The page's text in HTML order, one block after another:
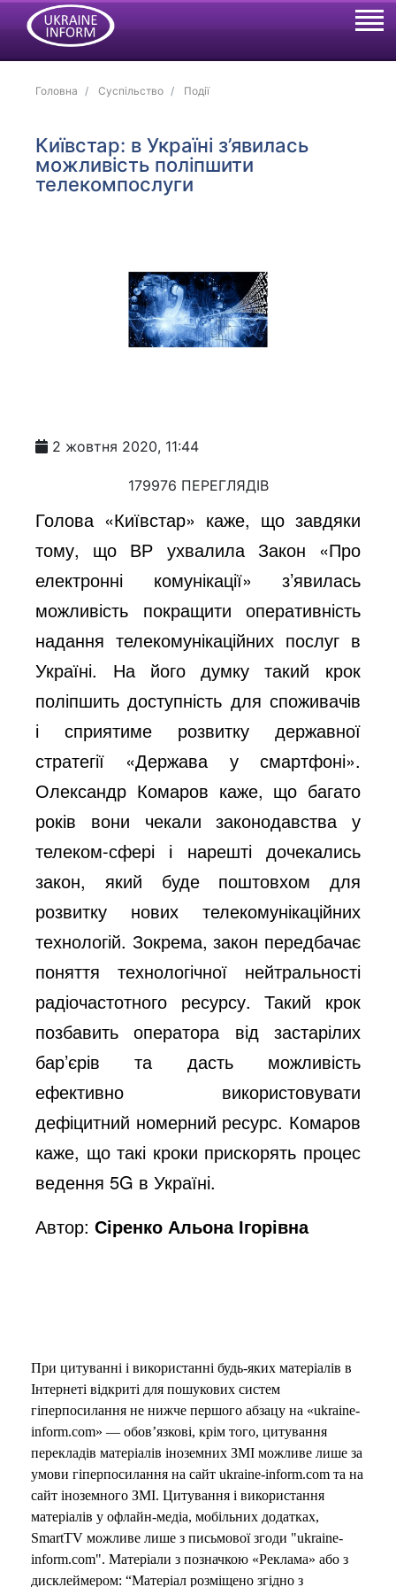
Головна Суспільство Події
Київстар: в Україні з’явилась
можливість поліпшити
телекомпослуги
2 жовтня 2020, 11:44
179976 ПЕРЕГЛЯДІВ
Голова «Київстар» каже, що завдяки
тому, що ВР ухвалила Закон «Про
електронні комунікації» з’явилась
можливість покращити оперативність
надання телекомунікаційних послуг в
Україні. На його думку такий крок
поліпшить доступність для споживачів
і сприятиме розвитку державної
стратегії «Держава у смартфоні».
Олександр Комаров каже, що багато
років вони чекали законодавства у
телеком-сфері і нарешті дочекались
закон, який буде поштовхом для
розвитку нових телекомунікаційних
технологій. Зокрема, закон передбачає
поняття технологічної нейтральності
радіочастотного ресурсу. Такий крок
позбавить оператора від застарілих
бар’єрів та дасть можливість
ефективно використовувати
дефіцитний номерний ресурс. Комаров
каже, що такі кроки прискорять процес
ведення 5G в Україні.
Автор:Сіренко Альона Ігорівна
При цитуванні і використанні будь-яких матеріалів в
Інтернеті відкриті для пошукових систем
гіперпосилання не нижче першого абзацу на «ukraine-
inform.com» — обов’язкові, крім того, цитування
перекладів матеріалів іноземних ЗМІ можливе лише за
умови гіперпосилання на сайт ukraine-inform.com та на
сайт іноземного ЗМІ. Цитування і використання
матеріалів у офлайн-медіа, мобільних додатках,
SmartTV можливе лише з письмової згоди "ukraine-
inform.com". Матеріали з позначкою «Реклама» або з
дисклеймером: “Матеріал розміщено згідно з